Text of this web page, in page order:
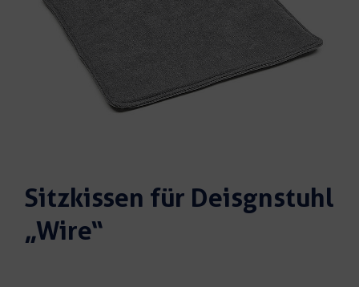
Sitzkissen für Deisgnstuhl
„Wire“